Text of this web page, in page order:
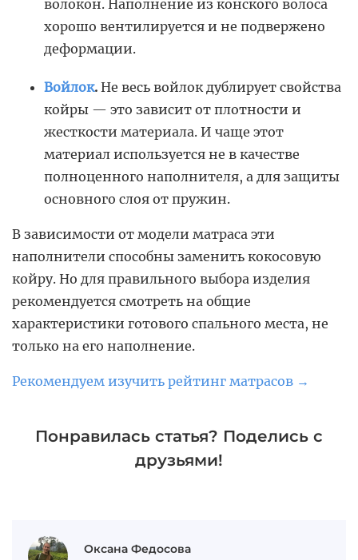
волокон. Наполнение из конского волоса
хорошо вентилируется и не подвержено
деформации.
Войлок. Не весь войлок дублирует свойства
койры — это зависит от плотности и
жесткости материала. И чаще этот
материал используется не в качестве
полноценного наполнителя, а для защиты
основного слоя от пружин.
В зависимости от модели матраса эти
наполнители способны заменить кокосовую
койру. Но для правильного выбора изделия
рекомендуется смотреть на общие
характеристики готового спального места, не
только на его наполнение.
Рекомендуем изучить рейтинг матрасов →
Понравилась статья? Поделись с
друзьями!
Оксана Федосова